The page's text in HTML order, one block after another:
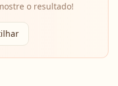
o resultado!